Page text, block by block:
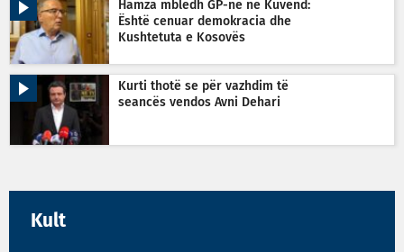
Hamza mbledh GP-në në Kuvend:
Është cenuar demokracia dhe
Kushtetuta e Kosovës
Kurti thotë se për vazhdim të
seancës vendos Avni Dehari
Kult